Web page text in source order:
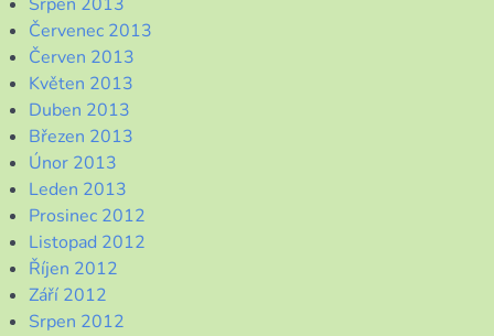
Červenec 2013
Červen 2013
Květen 2013
Duben 2013
Březen 2013
Únor 2013
Leden 2013
Prosinec 2012
Listopad 2012
Říjen 2012
Září 2012
Srpen 2012